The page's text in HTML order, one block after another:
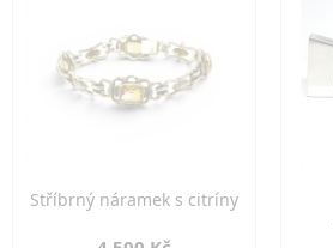
Stříbrný náramek s citríny